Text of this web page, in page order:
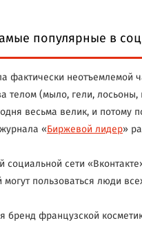
популярные в
фактически
телом (мыло, гели,
весьма велик, и потому
«Биржевой лидер»
сети
могут пользоваться люди
бренд французской